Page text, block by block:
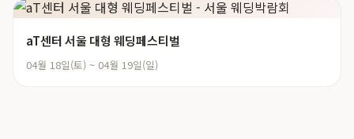
aT센터 서울 대형 웨딩페스티벌
04월 18일(토) ~ 04월 19일(일)